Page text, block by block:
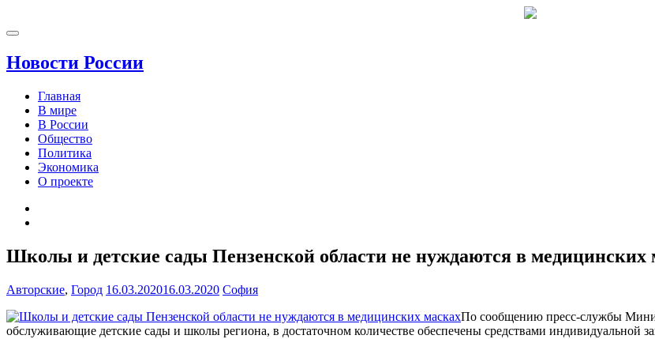
Новости России
Главная
В мире
В России
Общество
Политика
Экономика
О проекте
Школы и детские сады Пензенской области не нуждаются в медицинских
Авторские, Город 16.03.202016.03.2020 София
По сообщению пресс-службы
обслуживающие детские сады и школы региона, в достаточном количестве обеспечены средствами индивидуальной